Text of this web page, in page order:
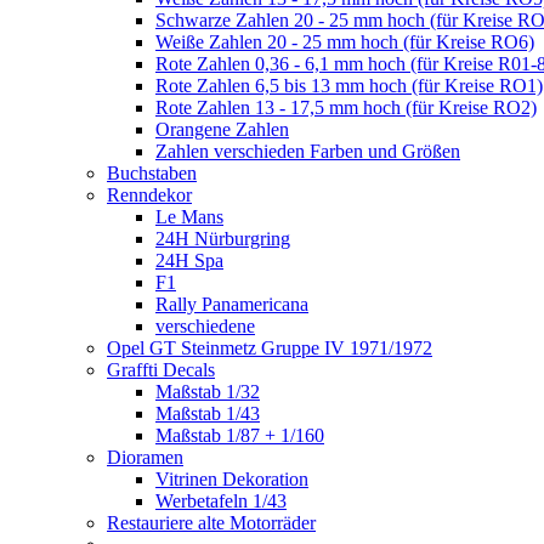
Schwarze Zahlen 20 - 25 mm hoch (für Kreise
Weiße Zahlen 20 - 25 mm hoch (für Kreise RO6)
Rote Zahlen 0,36 - 6,1 mm hoch (für Kreise R01-
Rote Zahlen 6,5 bis 13 mm hoch (für Kreise RO1)
Rote Zahlen 13 - 17,5 mm hoch (für Kreise RO2)
Orangene Zahlen
Zahlen verschieden Farben und Größen
Buchstaben
Renndekor
Le Mans
24H Nürburgring
24H Spa
F1
Rally Panamericana
verschiedene
Opel GT Steinmetz Gruppe IV 1971/1972
Graffti Decals
Maßstab 1/32
Maßstab 1/43
Maßstab 1/87 + 1/160
Dioramen
Vitrinen Dekoration
Werbetafeln 1/43
Restauriere alte Motorräder